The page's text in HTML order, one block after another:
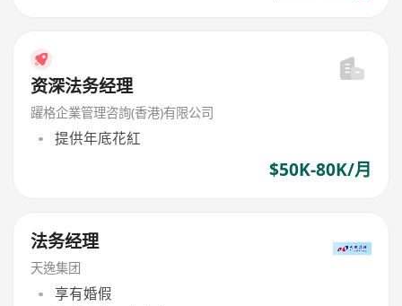
资深法务经理
躍格企業管理咨詢(香港)有限公司
提供年底花紅
$50K-80K/月
法务经理
天逸集团
享有婚假